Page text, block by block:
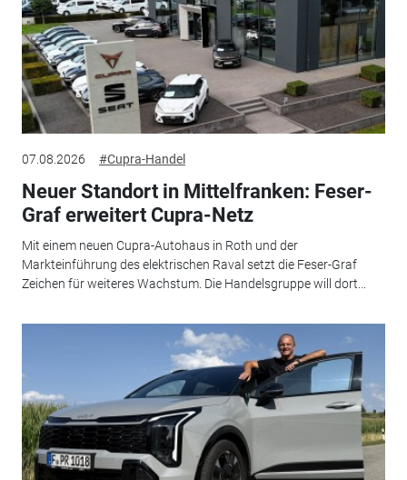
07.08.2026 #Cupra-Handel
Neuer Standort in Mittelfranken: Feser-
Graf erweitert Cupra-Netz
Mit einem neuen Cupra-Autohaus in Roth und der
Markteinführung des elektrischen Raval setzt die Feser-Graf
Zeichen für weiteres Wachstum. Die Handelsgruppe will dort...